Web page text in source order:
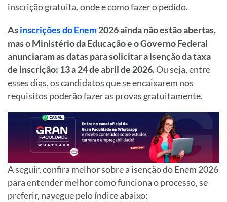
inscrição gratuita, onde e como fazer o pedido.
Asinscrições do Enem2026 ainda não estão abertas,
mas o Ministério da Educação e o Governo Federal
anunciaram as datas para solicitar a isenção da taxa
de inscrição: 13 a 24 de abril de 2026.Ou seja, entre
esses dias, os candidatos que se encaixarem nos
requisitos poderão fazer as provas gratuitamente.
A seguir, confira melhor sobre a isenção do Enem 2026
para entender melhor como funciona o processo, se
preferir, navegue pelo índice abaixo: